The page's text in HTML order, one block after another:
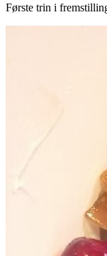
Første trin i